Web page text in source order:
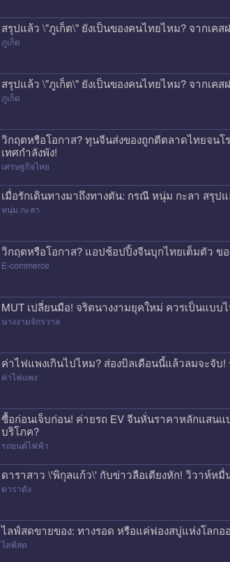
สรุปแล้ว \"ภูเก็ต\" ยังเป็นของคนไทยไหม? จากเ
ภูเก็ต
สรุปแล้ว \"ภูเก็ต\" ยังเป็นของคนไทยไหม? จากเ
ภูเก็ต
วิกฤตหรือโอกาส? ทุนจีนส่งของถูกตีตลาดไทยจนโ
เทศกำลังพัง!
เศรษฐกิจไทย
เมื่อรักเดินทางมาถึงทางตัน: กรณี หนุ่ม กะลา สรุป
หนุ่ม กะลา
วิกฤตหรือโอกาส? แอปช้อปปิ้งจีนบุกไทยเต็มตัว ข
E-commerce
MUT เปลี่ยนมือ! จริตนางงามยุคใหม่ ควรเป็นแบ
นางงามจักรวาล
ค่าไฟแพงเกินไปไหม? ส่องบิลเดือนนี้แล้วลมจะจับ!
ค่าไฟแพง
ซื้อก่อนเจ็บก่อน! ค่ายรถ EV จีนหั่นราคาหลักแสนแ
บริโภค?
รถยนต์ไฟฟ้า
ดาราสาว \'พิกุลแก้ว\' กับข่าวลือเตียงหัก! วิวาห์ห
ดาราดัง
ไลฟ์สดขายของ: ทางรอด หรือแค่ฟองสบู่แห่งโลกอ
ไลฟ์สด